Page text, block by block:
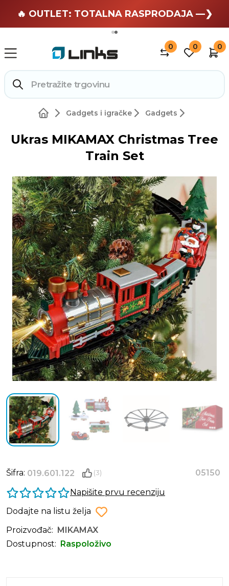
🏄 Zaslužuješ odmor —❯
🔥 OUTLET: TOTALNA RASPRODAJA —❯
0 0 0
Gadgets i igračke Gadgets
Ukras MIKAMAX Christmas Tree
Train Set
Šifra: 019.601.122 (3)
05150
Napišite prvu recenziju
Dodajte na listu želja
Proizvođač:
MIKAMAX
Dostupnost:
Raspoloživo